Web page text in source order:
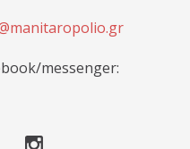
messenger: